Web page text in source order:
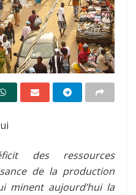
des ressources
de la production
minent aujourd’hui la